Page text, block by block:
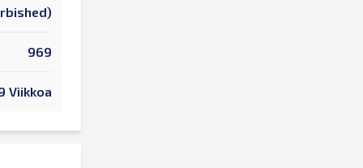
969
Viikkoa